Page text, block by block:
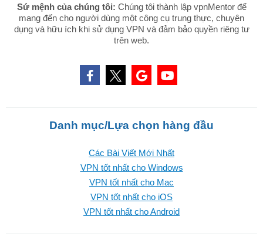
Sứ mệnh của chúng tôi: Chúng tôi thành lập vpnMentor để
mang đến cho người dùng một công cụ trung thực, chuyên
dụng và hữu ích khi sử dụng VPN và đảm bảo quyền riêng tư
trên web.
Danh mục/Lựa chọn hàng đầu
Các Bài Viết Mới Nhất
VPN tốt nhất cho Windows
VPN tốt nhất cho Mac
VPN tốt nhất cho iOS
VPN tốt nhất cho Android